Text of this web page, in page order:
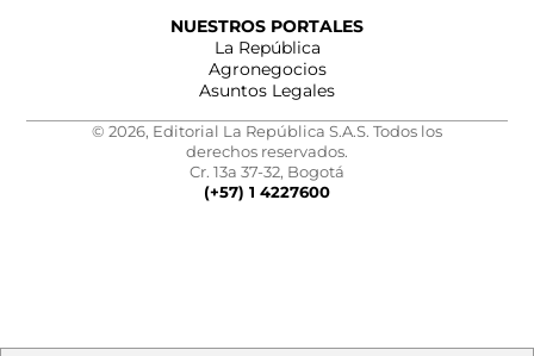
NUESTROS PORTALES
La República
Agronegocios
Asuntos Legales
© 2026, Editorial La República S.A.S. Todos los
derechos reservados.
Cr. 13a 37-32, Bogotá
(+57) 1 4227600